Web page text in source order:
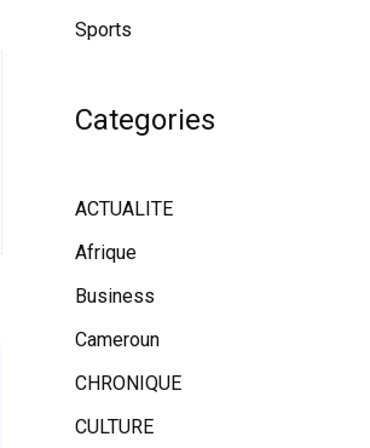
Sports
Categories
ACTUALITE
Afrique
Business
Cameroun
CHRONIQUE
CULTURE